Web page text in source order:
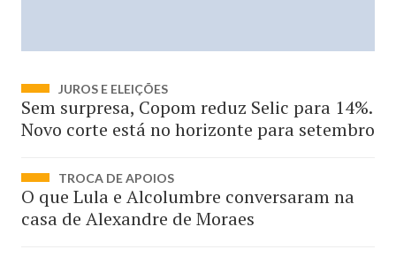
JUROS E ELEIÇÕES
Sem surpresa, Copom reduz Selic para 14%.
Novo corte está no horizonte para setembro
TROCA DE APOIOS
O que Lula e Alcolumbre conversaram na
casa de Alexandre de Moraes